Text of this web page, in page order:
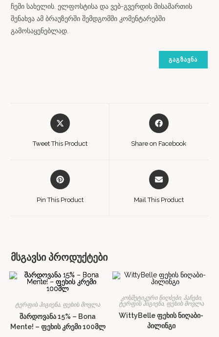
ჩემი სახელის. ელფოსტისა და ვებ-გვერდის მისამართის
შენახვა ამ ბრაუზერში შემდგომში კომენტარებში
გამოსაყენებლად.
Tweet This Product Share on Facebook
Pin This Product Mail This Product
მსგავსი პროდუქტები
ტერფის ჰიგიენა ფეხის მოვლა
შარდოვანა 15% – Bona
Mente! – ფეხის კრემი 100მლ
კოსმეტიკური ნიღბები, პაჩები,
ტერფის ჰიგიენა, ფეხის მოვლა
WittyBelle ფეხის ნიღაბი-
პილინგი